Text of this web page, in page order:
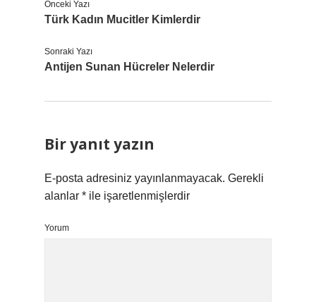
Önceki Yazı
Türk Kadın Mucitler Kimlerdir
Sonraki Yazı
Antijen Sunan Hücreler Nelerdir
Bir yanıt yazın
E-posta adresiniz yayınlanmayacak. Gerekli
alanlar * ile işaretlenmişlerdir
Yorum